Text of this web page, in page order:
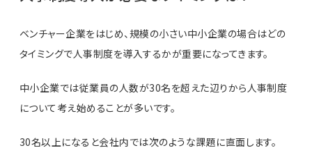
ベンチャー企業をはじめ、規模の小さい中小企業の場合はどの
タイミングで人事制度を導入するかが重要になってきます。
中小企業では従業員の人数が30名を超えた辺りから人事制度
について考え始めることが多いです。
30名以上になると会社内では次のような課題に直面します。